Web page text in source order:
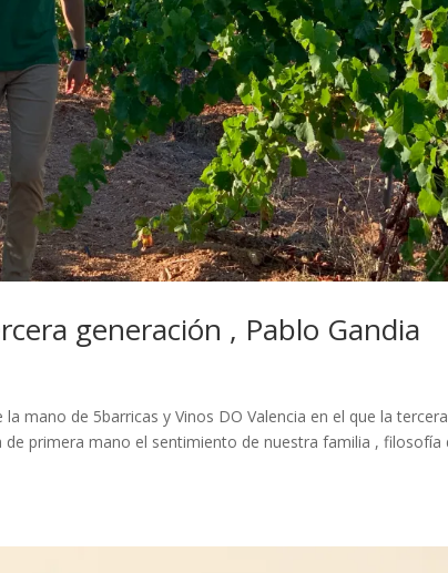
generación , Pablo Gandia
mano de 5barricas y Vinos DO Valencia en el que la tercera
de primera mano el sentimiento de nuestra familia , filosofía